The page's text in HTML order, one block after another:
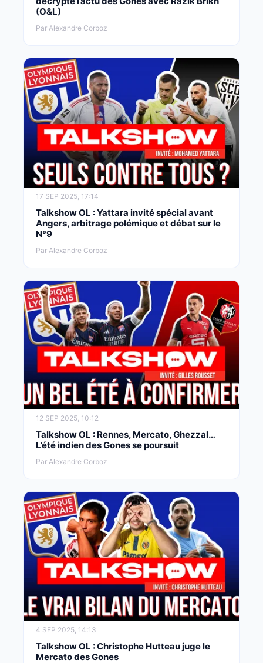
(O&L)
Par Alexandre Corboz
17 SEP 2025, 17:14
Talkshow OL : Yattara invité spécial avant
Angers, arbitrage polémique et débat sur le
N°9
Par Alexandre Corboz
12 SEP 2025, 10:12
Talkshow OL : Rennes, Mercato, Ghezzal…
L’été indien des Gones se poursuit
Par Alexandre Corboz
4 SEP 2025, 14:13
Talkshow OL : Christophe Hutteau juge le
Mercato des Gones